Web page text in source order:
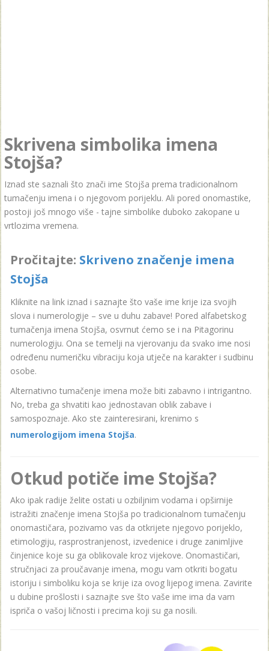
Skrivena simbolika imena
Stojša?
Iznad ste saznali što znači ime Stojša prema tradicionalnom
tumačenju imena i o njegovom porijeklu. Ali pored onomastike,
postoji još mnogo više - tajne simbolike duboko zakopane u
vrtlozima vremena.
Pročitajte: Skriveno značenje imena
Stojša
Kliknite na link iznad i saznajte što vaše ime krije iza svojih
slova i numerologije – sve u duhu zabave! Pored alfabetskog
tumačenja imena Stojša, osvrnut ćemo se i na Pitagorinu
numerologiju. Ona se temelji na vjerovanju da svako ime nosi
određenu numeričku vibraciju koja utječe na karakter i sudbinu
osobe.
Alternativno tumačenje imena može biti zabavno i intrigantno.
No, treba ga shvatiti kao jednostavan oblik zabave i
samospoznaje. Ako ste zainteresirani, krenimo s
numerologijom imena Stojša.
Otkud potiče ime Stojša?
Ako ipak radije želite ostati u ozbiljnim vodama i opširnije
istražiti značenje imena Stojša po tradicionalnom tumačenju
onomastičara, pozivamo vas da otkrijete njegovo porijeklo,
etimologiju, rasprostranjenost, izvedenice i druge zanimljive
činjenice koje su ga oblikovale kroz vijekove. Onomastičari,
stručnjaci za proučavanje imena, mogu vam otkriti bogatu
istoriju i simboliku koja se krije iza ovog lijepog imena. Zavirite
u dubine prošlosti i saznajte sve što vaše ime ima da vam
ispriča o vašoj ličnosti i precima koji su ga nosili.